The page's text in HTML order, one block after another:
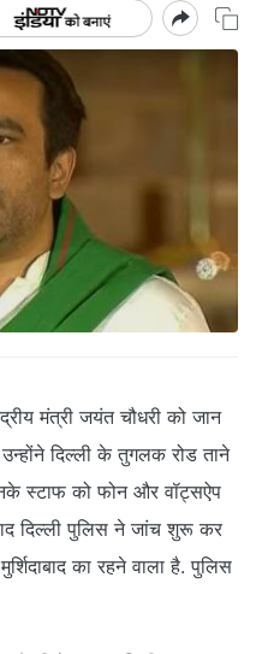
मंत्री जयंत चौधरी को जान
दिल्ली के तुगलक रोड ताने
स्टाफ को फोन और वॉट्सऐप
दिल्ली पुलिस ने जांच शुरू कर
का रहने वाला है. पुलिस